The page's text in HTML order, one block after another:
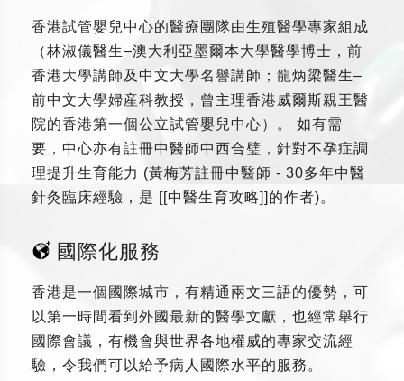
香港試管嬰兒中心的醫療團隊由生殖醫學專家組成
（林淑儀醫生–澳大利亞墨爾本大學醫學博士，前
香港大學講師及中文大學名譽講師；龍炳梁醫生–
前中文大學婦産科教授，曾主理香港威爾斯親王醫
院的香港第一個公立試管嬰兒中心）。 如有需
要，中心亦有註冊中醫師中西合璧，針對不孕症調
理提升生育能力 (黃梅芳註冊中醫師 - 30多年中醫
針灸臨床經驗，是 [[中醫生育攻略]]的作者)。
國際化服務
香港是一個國際城市，有精通兩文三語的優勢，可
以第一時間看到外國最新的醫學文獻，也經常舉行
國際會議，有機會與世界各地權威的專家交流經
驗，令我們可以給予病人國際水平的服務。